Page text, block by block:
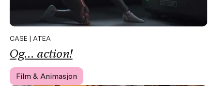
CASE | ATEA
Og… action!
Film & Animasjon